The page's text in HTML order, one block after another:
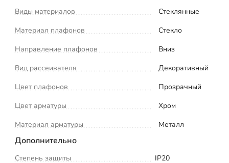
Виды материалов
Стеклянные
Материал плафонов
Стекло
Направление плафонов
Вниз
Вид рассеивателя
Декоративный
Цвет плафонов
Прозрачный
Цвет арматуры
Хром
Материал арматуры
Металл
Дополнительно
Степень защиты
IP20